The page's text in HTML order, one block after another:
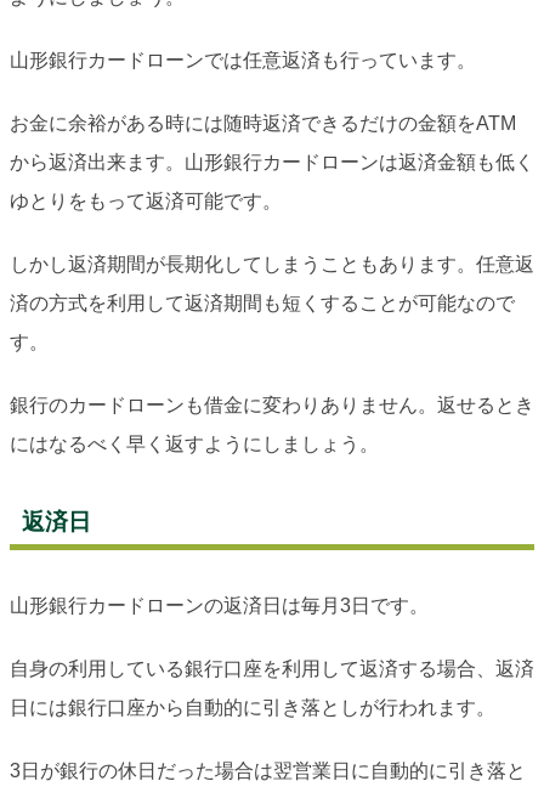
山形銀行カードローンでは任意返済も行っています。
お金に余裕がある時には随時返済できるだけの金額をATM
から返済出来ます。山形銀行カードローンは返済金額も低く
ゆとりをもって返済可能です。
しかし返済期間が長期化してしまうこともあります。任意返
済の方式を利用して返済期間も短くすることが可能なので
す。
銀行のカードローンも借金に変わりありません。返せるとき
にはなるべく早く返すようにしましょう。
返済日
山形銀行カードローンの返済日は毎月3日です。
自身の利用している銀行口座を利用して返済する場合、返済
日には銀行口座から自動的に引き落としが行われます。
3日が銀行の休日だった場合は翌営業日に自動的に引き落と